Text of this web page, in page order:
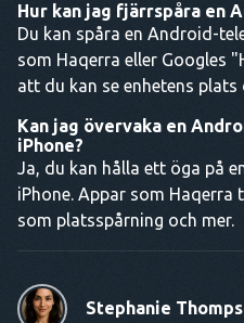
Hur kan jag fjärrspåra en
Du kan spåra en Android-
som Haqerra eller Googles
att du kan se enhetens
Kan jag övervaka en
iPhone?
Ja, du kan hålla ett öga på
iPhone. Appar som
som platsspårning och mer.
Stephanie